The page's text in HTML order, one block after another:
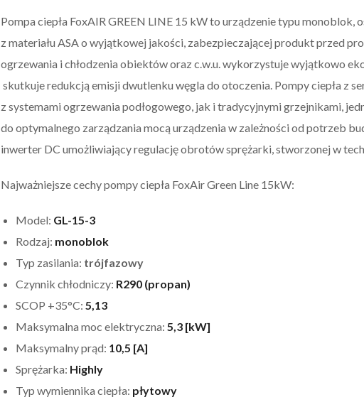
Pompa ciepła FoxAIR GREEN LINE 15 kW to urządzenie typu monoblok,
z materiału ASA o wyjątkowej jakości, zabezpieczającej produkt przed
ogrzewania i chłodzenia obiektów oraz c.w.u. wykorzystuje wyjątkowo
skutkuje redukcją emisji dwutlenku węgla do otoczenia. Pompy ciepła z
z systemami ogrzewania podłogowego, jak i tradycyjnymi grzejnikami,
do optymalnego zarządzania mocą urządzenia w zależności od potrzeb
inwerter DC umożliwiający regulację obrotów sprężarki, stworzonej w
Najważniejsze cechy pompy ciepła FoxAir Green Line 15kW:
Model: GL-15-3
Rodzaj: monoblok
Typ zasilania: trójfazowy
Czynnik chłodniczy: R290 (propan)
SCOP +35°C: 5,13
Maksymalna moc elektryczna: 5,3 [kW]
Maksymalny prąd: 10,5 [A]
Sprężarka: Highly
Typ wymiennika ciepła: płytowy